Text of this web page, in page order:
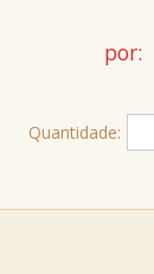
por:
Quantidade: